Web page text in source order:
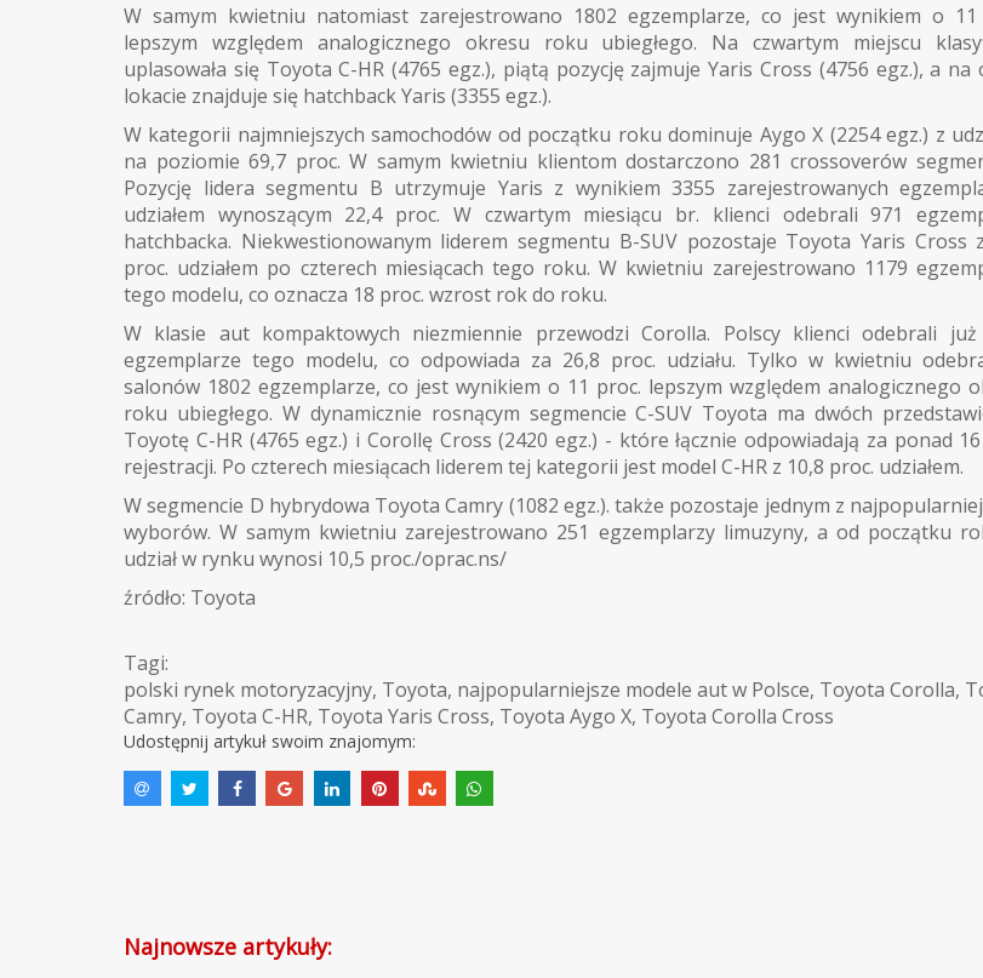
W samym kwietniu natomiast zarejestrowano 1802 egzemplarze, co jest wynikiem o 11
lepszym względem analogicznego okresu roku ubiegłego. Na czwartym miejscu
uplasowała się Toyota C-HR (4765 egz.), piątą pozycję zajmuje Yaris Cross (4756 egz.), a na
lokacie znajduje się hatchback Yaris (3355 egz.).
W kategorii najmniejszych samochodów od początku roku dominuje Aygo X (2254 egz.) z
na poziomie 69,7 proc. W samym kwietniu klientom dostarczono 281 crossoverów
Pozycję lidera segmentu B utrzymuje Yaris z wynikiem 3355 zarejestrowanych
udziałem wynoszącym 22,4 proc. W czwartym miesiącu br. klienci odebrali 971
hatchbacka. Niekwestionowanym liderem segmentu B-SUV pozostaje Toyota Yaris Cross
proc. udziałem po czterech miesiącach tego roku. W kwietniu zarejestrowano 1179
tego modelu, co oznacza 18 proc. wzrost rok do roku.
W klasie aut kompaktowych niezmiennie przewodzi Corolla. Polscy klienci odebrali już
egzemplarze tego modelu, co odpowiada za 26,8 proc. udziału. Tylko w kwietniu
salonów 1802 egzemplarze, co jest wynikiem o 11 proc. lepszym względem analogicznego
roku ubiegłego. W dynamicznie rosnącym segmencie C-SUV Toyota ma dwóch
Toyotę C-HR (4765 egz.) i Corollę Cross (2420 egz.) - które łącznie odpowiadają za ponad
rejestracji. Po czterech miesiącach liderem tej kategorii jest model C-HR z 10,8 proc. udziałem.
W segmencie D hybrydowa Toyota Camry (1082 egz.). także pozostaje jednym z
wyborów. W samym kwietniu zarejestrowano 251 egzemplarzy limuzyny, a od początku
udział w rynku wynosi 10,5 proc./oprac.ns/
źródło: Toyota
Tagi:
polski rynek motoryzacyjny, Toyota, najpopularniejsze modele aut w Polsce, Toyota Corolla,
Camry, Toyota C-HR, Toyota Yaris Cross, Toyota Aygo X, Toyota Corolla Cross
Udostępnij artykuł swoim znajomym:
Najnowsze artykuły: